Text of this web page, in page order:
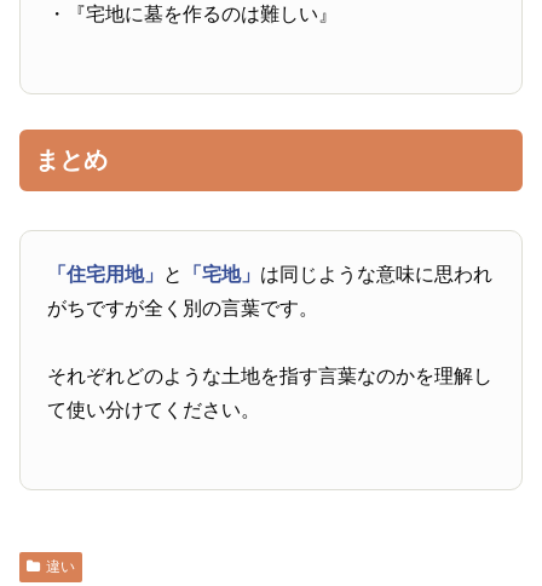
・『宅地に墓を作るのは難しい』
まとめ
「住宅用地」 と 「宅地」 は同じような意味に思われ
がちですが全く別の言葉です。
それぞれどのような土地を指す言葉なのかを理解し
て使い分けてください。
違い